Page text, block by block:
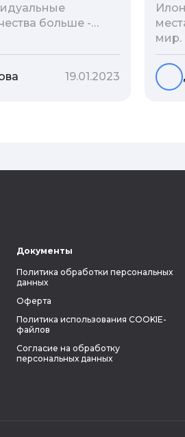
больше -
практике
- влияние
на судьбу
19.01.2023
мир.
Документы
Политика обработки персональных
данных
Оферта
Политика использования COOKIE-
файлов
Согласие на обработку
персональных данных